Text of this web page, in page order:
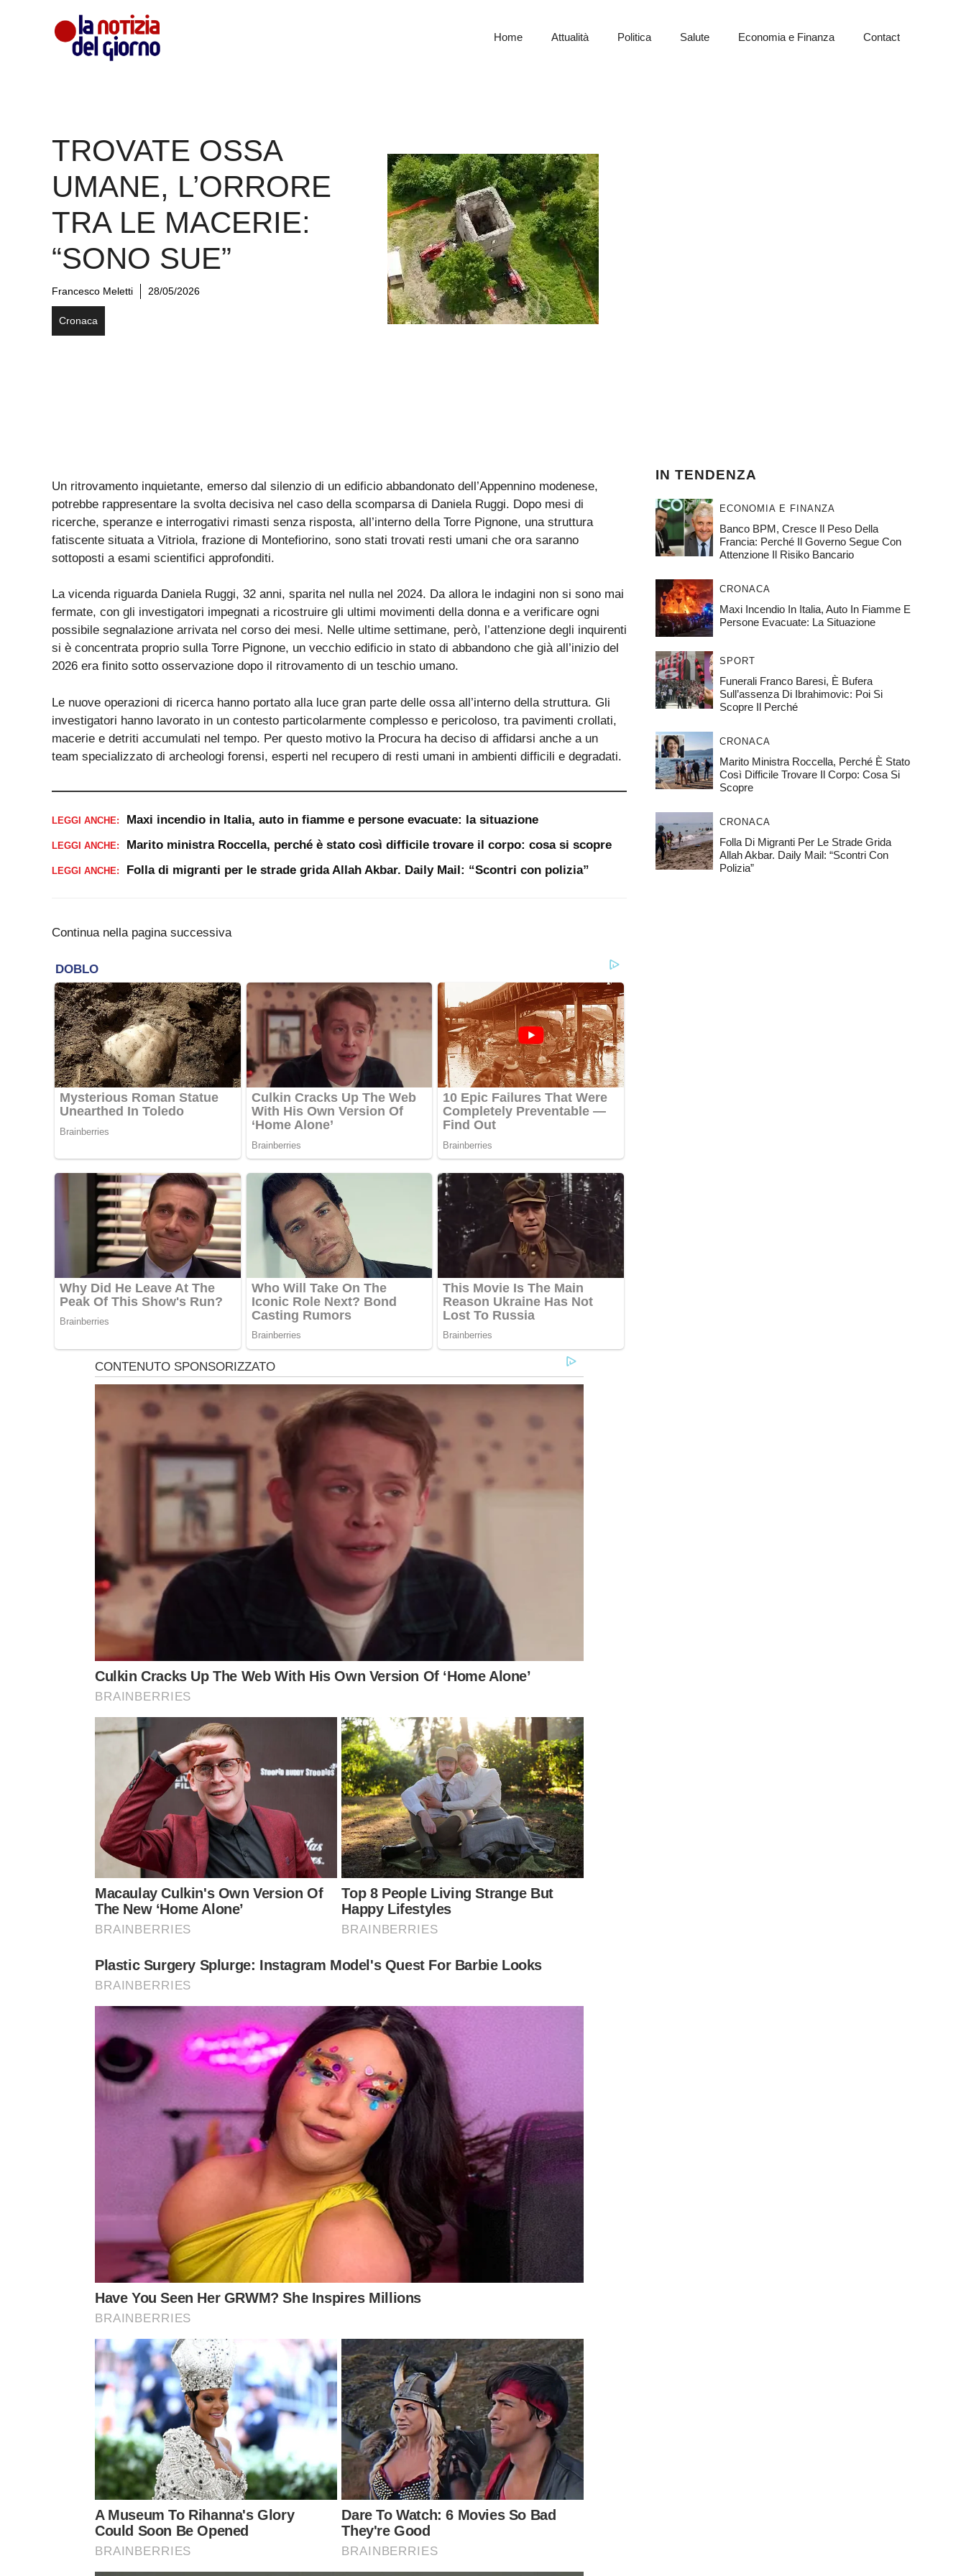
Home Attualità Politica Salute Economia e Finanza Contact
TROVATE OSSA
UMANE, L’ORRORE
TRA LE MACERIE:
“SONO SUE”
Francesco Meletti 28/05/2026
Cronaca
Un ritrovamento inquietante, emerso dal silenzio di un edificio abbandonato dell’Appennino modenese,
potrebbe rappresentare la svolta decisiva nel caso della scomparsa di Daniela Ruggi. Dopo mesi di
ricerche, speranze e interrogativi rimasti senza risposta, all’interno della Torre Pignone, una struttura
fatiscente situata a Vitriola, frazione di Montefiorino, sono stati trovati resti umani che ora saranno
sottoposti a esami scientifici approfonditi.
La vicenda riguarda Daniela Ruggi, 32 anni, sparita nel nulla nel 2024. Da allora le indagini non si sono mai
fermate, con gli investigatori impegnati a ricostruire gli ultimi movimenti della donna e a verificare ogni
possibile segnalazione arrivata nel corso dei mesi. Nelle ultime settimane, però, l’attenzione degli inquirenti
si è concentrata proprio sulla Torre Pignone, un vecchio edificio in stato di abbandono che già all’inizio del
2026 era finito sotto osservazione dopo il ritrovamento di un teschio umano.
Le nuove operazioni di ricerca hanno portato alla luce gran parte delle ossa all’interno della struttura. Gli
investigatori hanno lavorato in un contesto particolarmente complesso e pericoloso, tra pavimenti crollati,
macerie e detriti accumulati nel tempo. Per questo motivo la Procura ha deciso di affidarsi anche a un
team specializzato di archeologi forensi, esperti nel recupero di resti umani in ambienti difficili e degradati.
LEGGI ANCHE: Maxi incendio in Italia, auto in fiamme e persone evacuate: la situazione
LEGGI ANCHE: Marito ministra Roccella, perché è stato così difficile trovare il corpo: cosa si scopre
LEGGI ANCHE: Folla di migranti per le strade grida Allah Akbar. Daily Mail: “Scontri con polizia”
Continua nella pagina successiva
IN TENDENZA
ECONOMIA E FINANZA
Banco BPM, Cresce Il Peso Della
Francia: Perché Il Governo Segue Con
Attenzione Il Risiko Bancario
CRONACA
Maxi Incendio In Italia, Auto In Fiamme E
Persone Evacuate: La Situazione
SPORT
Funerali Franco Baresi, È Bufera
Sull’assenza Di Ibrahimovic: Poi Si
Scopre Il Perché
CRONACA
Marito Ministra Roccella, Perché È Stato
Così Difficile Trovare Il Corpo: Cosa Si
Scopre
CRONACA
Folla Di Migranti Per Le Strade Grida
Allah Akbar. Daily Mail: “Scontri Con
Polizia”